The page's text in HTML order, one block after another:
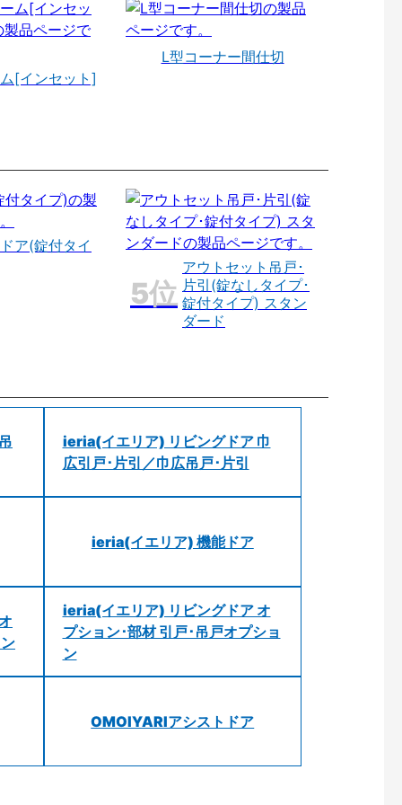
[インセット]
L型コーナー間仕切
ア(錠付タイ
アウトセット吊戸･
片引(錠なしタイプ･
錠付タイプ) スタン
ダード
ieria(イエリア) リビングドア 巾
広引戸･片引／巾広吊戸･片引
ieria(イエリア) 機能ドア
ieria(イエリア) リビングドア オ
プション･部材 引戸･吊戸オプショ
ン
OMOIYARIアシストドア